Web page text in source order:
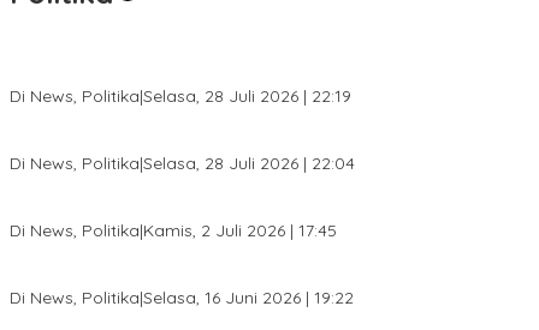
Di News, Politika|Selasa, 28 Juli 2026 | 22:19
Di News, Politika|Selasa, 28 Juli 2026 | 22:04
Di News, Politika|Kamis, 2 Juli 2026 | 17:45
Di News, Politika|Selasa, 16 Juni 2026 | 19:22